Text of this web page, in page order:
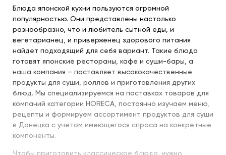
Блюда японской кухни пользуются огромной
популярностью. Они представлены настолько
разнообразно, что и любитель сытной еды, и
вегетарианец, и приверженец здорового питания
найдет подходящий для себя вариант. Такие блюда
готовят японские рестораны, кафе и суши-бары, а
наша компания – поставляет высококачественные
продукты для суши, роллов и приготовления других
блюд. Мы специализируемся на поставках товаров для
компаний категории HORECA, постоянно изучаем меню,
рецепты и формируем ассортимент продуктов для суши
в Донецка с учетом имеющегося спроса на конкретные
компоненты.
Чтобы приготовить классическое блюдо, нужно